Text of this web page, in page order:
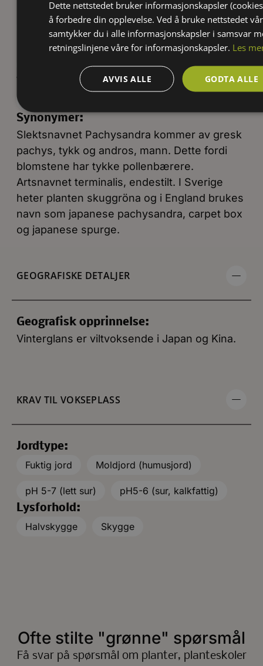
Blomsterduft:
Uten duft
Frukter eller bær:
Synonymer:
Slektsnavnet Pachysandra kommer av gresk
pachys, tykk og andros, mann. Dette fordi
blomstene har tykke pollenbærere.
Artsnavnet terminalis, endestilt. I Sverige
heter planten skuggröna og i England brukes
navn som japanese pachysandra, carpet box
og japanese spurge.
GEOGRAFISKE DETALJER
Geografisk opprinnelse:
Vinterglans er viltvoksende i Japan og Kina.
KRAV TIL VOKSEPLASS
Jordtype:
Fuktig jord
Moldjord (humusjord)
pH 5-7 (lett sur)
pH5-6 (sur, kalkfattig)
Lysforhold:
Halvskygge
Skygge
Ofte stilte "grønne" spørsmål
Få svar på spørsmål om planter, planteskoler
Dette nettstedet bruker informasjonskapsler
å forbedre din opplevelse. Ved å bruke nettstedet
samtykker du i alle informasjonskapsler i samsvar
retningslinjene våre for informasjonskapsler. Les
GODTA ALLE
AVVIS ALLE